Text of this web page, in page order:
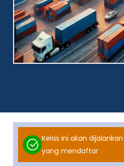
Kelas ini akan
yang mendaftar